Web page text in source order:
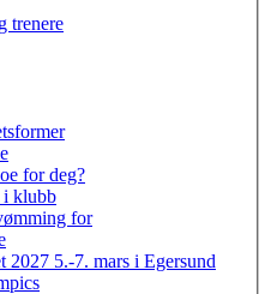
trenere
for deg?
i klubb
for
2027 5.-7. mars i Egersund